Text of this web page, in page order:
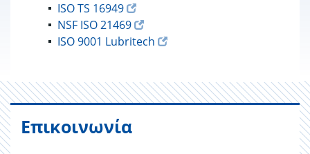
ISO TS 16949
NSF ISO 21469
ISO 9001 Lubritech
Επικοινωνία